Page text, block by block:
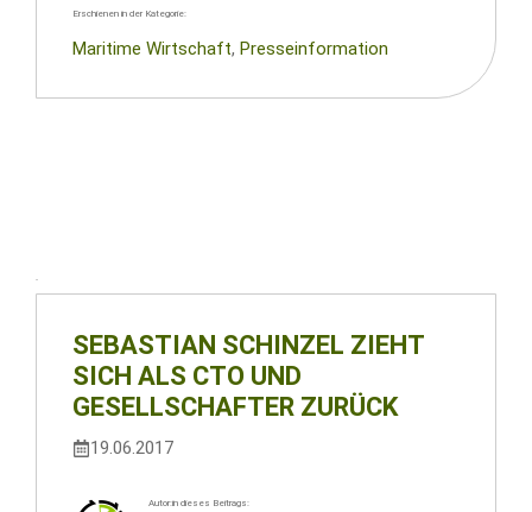
Erschienen in der Kategorie:
Maritime Wirtschaft, Presseinformation
SEBASTIAN SCHINZEL ZIEHT
SICH ALS CTO UND
GESELLSCHAFTER ZURÜCK
19.06.2017
Autor:in dieses Beitrags: